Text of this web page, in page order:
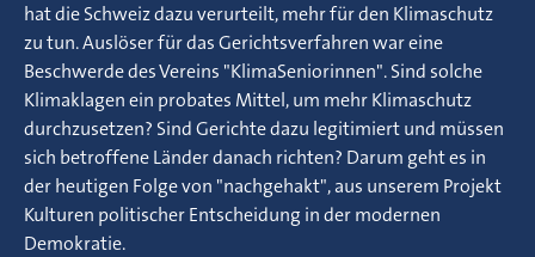
hat die Schweiz dazu verurteilt, mehr für den Klimaschutz
zu tun. Auslöser für das Gerichtsverfahren war eine
Beschwerde des Vereins "KlimaSeniorinnen". Sind solche
Klimaklagen ein probates Mittel, um mehr Klimaschutz
durchzusetzen? Sind Gerichte dazu legitimiert und müssen
sich betroffene Länder danach richten? Darum geht es in
der heutigen Folge von "nachgehakt", aus unserem Projekt
Kulturen politischer Entscheidung in der modernen
Demokratie.